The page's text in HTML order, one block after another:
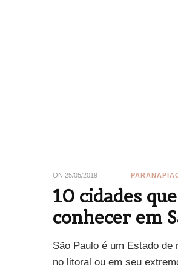
ON25/05/2019
10 cidades
conhecer em
São Paulo é um Estado
no litoral ou em seu